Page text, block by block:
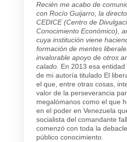
Recién me acabo de
con Rocío Guijarro, la
CEDICE (Centro de
Conocimiento Económico),
cuya institución viene
formación de mentes
invalorable apoyo de otros
calado. En 2013 esa
de mi autoría titulado El
el que, entre otras cosas,
valor de la perseverancia
megalómanos como el que
en el poder en Venezuela
socialista del comandante
comenzó con toda la
público conocimiento.